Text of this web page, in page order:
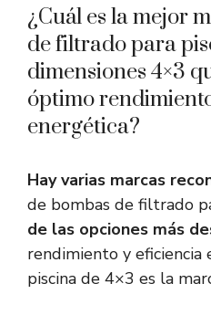
¿Cuál es la mejor
de filtrado para
dimensiones 4×3
óptimo
energética?
Hay varias marcas
de bombas de filtrado
de las opciones más
rendimiento y eficiencia
piscina de 4×3 es la